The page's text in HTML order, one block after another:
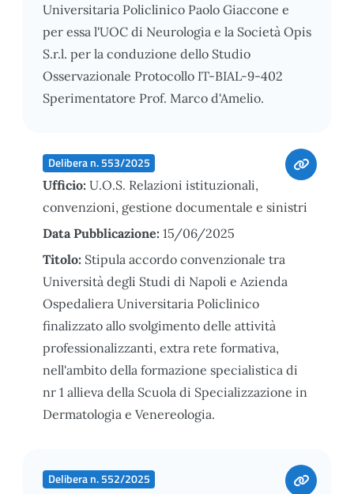
Universitaria Policlinico Paolo Giaccone e
per essa l'UOC di Neurologia e la Società Opis
S.r.l. per la conduzione dello Studio
Osservazionale Protocollo IT-BIAL-9-402
Sperimentatore Prof. Marco d'Amelio.
Delibera n. 553/2025
Ufficio: U.O.S. Relazioni istituzionali,
convenzioni, gestione documentale e sinistri
Data Pubblicazione: 15/06/2025
Titolo: Stipula accordo convenzionale tra
Università degli Studi di Napoli e Azienda
Ospedaliera Universitaria Policlinico
finalizzato allo svolgimento delle attività
professionalizzanti, extra rete formativa,
nell'ambito della formazione specialistica di
nr 1 allieva della Scuola di Specializzazione in
Dermatologia e Venereologia.
Delibera n. 552/2025